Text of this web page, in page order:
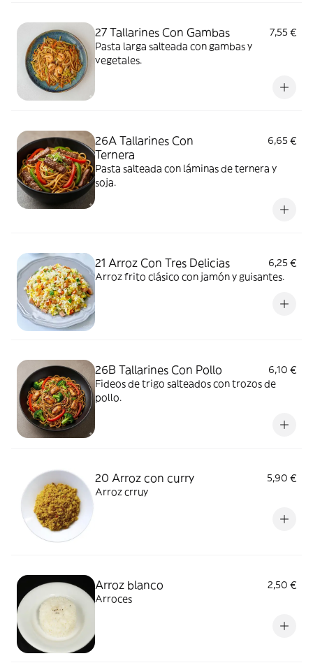
27 Tallarines Con Gambas
7,55 €
Pasta larga salteada con gambas y
vegetales.
26A Tallarines Con
Ternera
6,65 €
Pasta salteada con láminas de ternera y
soja.
21 Arroz Con Tres Delicias
6,25 €
Arroz frito clásico con jamón y guisantes.
26B Tallarines Con Pollo
6,10 €
Fideos de trigo salteados con trozos de
pollo.
20 Arroz con curry
5,90 €
Arroz crruy
Arroz blanco
2,50 €
Arroces